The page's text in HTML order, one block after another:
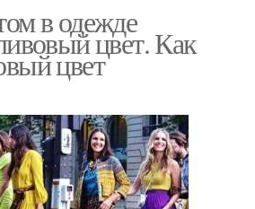
в одежде
цвет. Как
цвет